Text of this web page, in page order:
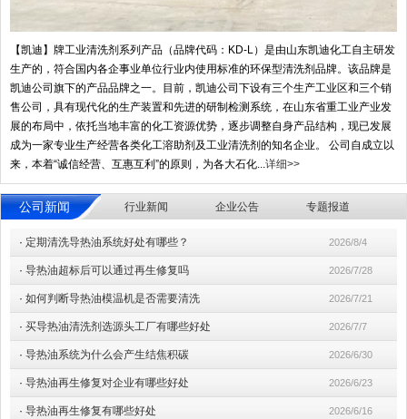
【凯迪】牌工业清洗剂系列产品（品牌代码：KD-L）是由山东凯迪化工自主研发
生产的，符合国内各企事业单位行业内使用标准的环保型清洗剂品牌。该品牌是
凯迪公司旗下的产品品牌之一。目前，凯迪公司下设有三个生产工业区和三个销
售公司，具有现代化的生产装置和先进的研制检测系统，在山东省重工业产业发
展的布局中，依托当地丰富的化工资源优势，逐步调整自身产品结构，现已发展
成为一家专业生产经营各类化工溶助剂及工业清洗剂的知名企业。 公司自成立以
来，本着“诚信经营、互惠互利”的原则，为各大石化... 详细>>
公司新闻 行业新闻 企业公告 专题报道
· 定期清洗导热油系统好处有哪些？ 2026/8/4
· 导热油超标后可以通过再生修复吗 2026/7/28
· 如何判断导热油模温机是否需要清洗 2026/7/21
· 买导热油清洗剂选源头工厂有哪些好处 2026/7/7
· 导热油系统为什么会产生结焦积碳 2026/6/30
· 导热油再生修复对企业有哪些好处 2026/6/23
· 导热油再生修复有哪些好处 2026/6/16